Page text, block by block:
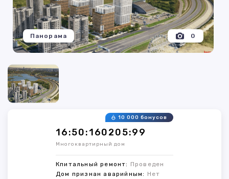
0
Панорама
16:50:160205:99
10 000 бонусов
Многоквартирный дом
Кпитальный ремонт: Проведен
Дом признан аварийным: Нет